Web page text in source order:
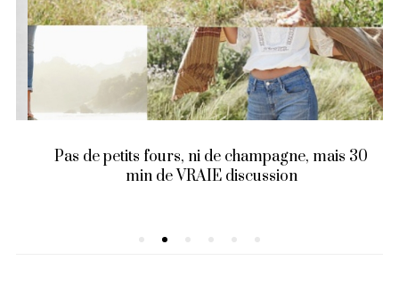
Pas de petits fours, ni de champagne, mais 30
min de VRAIE discussion